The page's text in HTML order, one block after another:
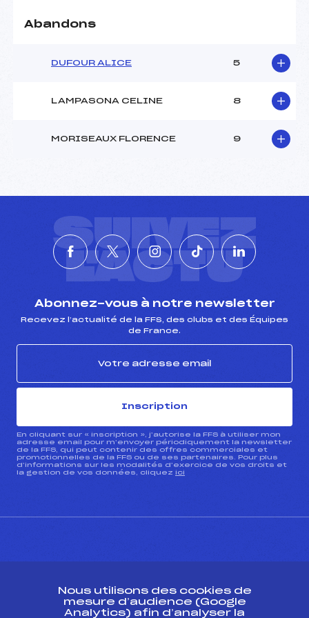
Ouvreurs E :
MANCHE 2
Heure de départ :
12H50
TIREAU SYLVAIN (AP)
Ouvreurs C :
–
Ouvreurs E :
Température départ :
Température arrivée :
Pénalité appliquée :
132.9500
Catégorie :
U18->Mas
Abandons
DUFOUR ALICE 5
LAMPASONA CELINE 8
MORISEAUX FLORENCE 9
SUIVEZ
L'ACTU
Abonnez-vous à notre newsletter
Recevez l’actualité de la FFS, des clubs et des Équipes
de France.
Inscription
En cliquant sur « inscription », j’autorise la FFS à utiliser mon
adresse email pour m’envoyer périodiquement la newsletter
de la FFS, qui peut contenir des offres commerciales et
promotionnelles de la FFS ou de ses partenaires. Pour plus
d’informations sur les modalités d’exercice de vos droits et
la gestion de vos données, cliquez ici
Nous utilisons des cookies de
mesure d’audience (Google
Analytics) afin d’analyser la